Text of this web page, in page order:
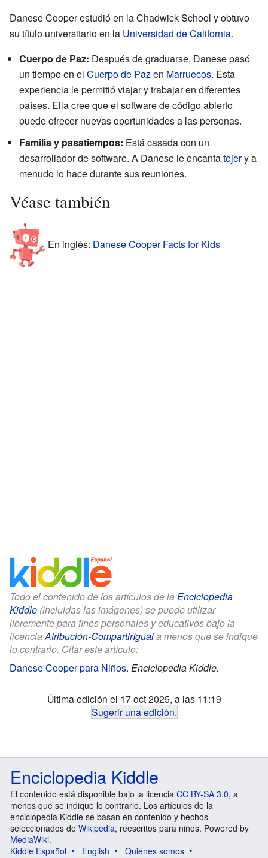
Danese Cooper estudió en la Chadwick School y obtuvo
su título universitario en la Universidad de California.
Cuerpo de Paz: Después de graduarse, Danese pasó
un tiempo en el Cuerpo de Pazen Marruecos. Esta
experiencia le permitió viajar y trabajar en diferentes
países. Ella cree que el software de código abierto
puede ofrecer nuevas oportunidades a las personas.
Familia y pasatiempos: Está casada con un
desarrollador de software. A Danese le encantatejery a
menudo lo hace durante sus reuniones.
Véase también
En inglés: Danese Cooper Facts for Kids
Todo el contenido de los artículos de la Enciclopedia
Kiddle (incluidas las imágenes) se puede utilizar
libremente para fines personales y educativos bajo la
licenciaAtribución-CompartirIguala menos que se indique
lo contrario. Citar este artículo:
Danese Cooper para Niños. Enciclopedia Kiddle.
Última edición el 17 oct 2025, a las 11:19
Sugerir una edición.
Enciclopedia Kiddle
El contenido está disponible bajo la licencia CC BY-SA 3.0, a
menos que se indique lo contrario. Los artículos de la
enciclopedia Kiddle se basan en contenido y hechos
seleccionados de Wikipedia, reescritos para niños. Powered by
MediaWiki.
Kiddle Español
English
Quiénes somos